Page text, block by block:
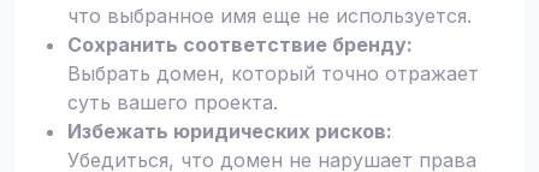
что выбранное имя еще не используется.
Сохранить соответствие бренду:
Выбрать домен, который точно отражает
суть вашего проекта.
Избежать юридических рисков:
Убедиться, что домен не нарушает права